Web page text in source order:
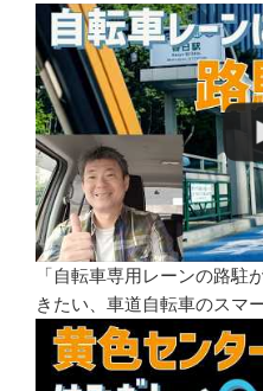
「自転車専用レーンの路駐
きたい、車道自転車のスマ